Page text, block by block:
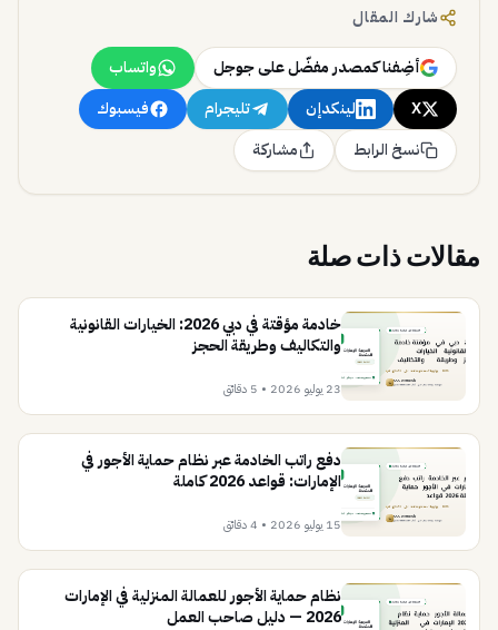
شارك المقال
أضِفنا كمصدر مفضّل على جوجل
واتساب
X
لينكدإن تليجرام
فيسبوك
نسخ الرابط
مشاركة
مقالات ذات صلة
خادمة مؤقتة في دبي 2026: الخيارات القانونية
والتكاليف وطريقة الحجز
23 يوليو 2026 • 5 دقائق
دفع راتب الخادمة عبر نظام حماية الأجور في
الإمارات: قواعد 2026 كاملة
15 يوليو 2026 • 4 دقائق
نظام حماية الأجور للعمالة المنزلية في الإمارات
2026 — دليل صاحب العمل